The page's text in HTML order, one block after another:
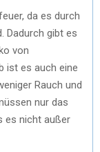
da es durch
Dadurch gibt es
von
ist es auch eine
Rauch und
nur das
es nicht außer